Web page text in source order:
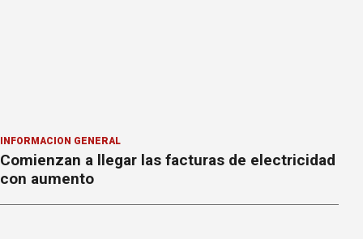
INFORMACION GENERAL
Comienzan a llegar las facturas de electricidad
con aumento